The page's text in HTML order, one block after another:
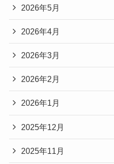
2026年5月
2026年4月
2026年3月
2026年2月
2026年1月
2025年12月
2025年11月